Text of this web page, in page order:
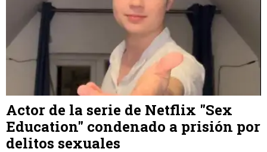
Actor de la serie de Netflix "Sex
Education" condenado a prisión por
delitos sexuales